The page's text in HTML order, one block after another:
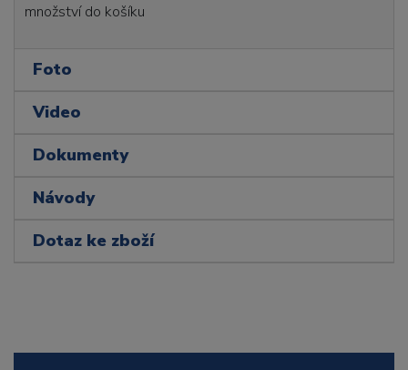
množství do košíku
Foto
Video
Dokumenty
Návody
Dotaz ke zboží